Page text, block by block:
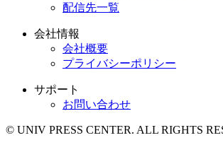
配信先一覧
会社情報
会社概要
プライバシーポリシー
サポート
お問い合わせ
© UNIV PRESS CENTER. ALL RIGHTS